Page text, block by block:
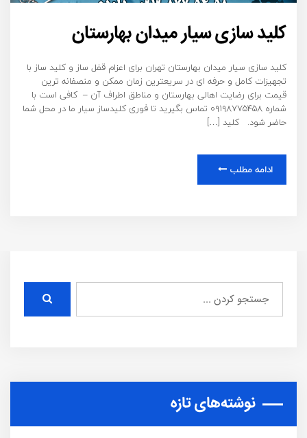
کلید سازی سیار میدان بهارستان
کلید سازی سیار میدان بهارستان تهران برای اعزام قفل ساز و کلید ساز با
تجهیزات کامل و حرفه ای در سریعترین زمان ممکن و منصفانه ترین
قیمت برای رضایت اهالی بهارستان و مناطق اطراف آن – کافی است با
شماره ۰۹۱۹۸۷۷۵۴۵۸ تماس بگیرید تا فوری کلیدساز سیار ما در محل شما
حاضر شود. کلید […]
ادامه مطلب
نوشته‌های تازه